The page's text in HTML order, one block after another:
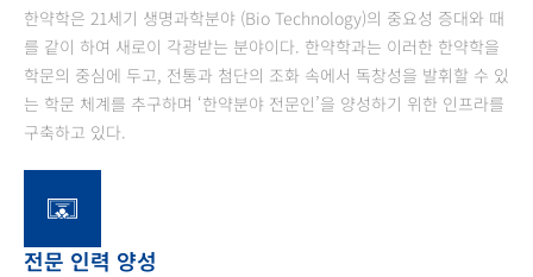
한약학은 21세기 생명과학분야 (Bio Technology)의 중요성 증대와 때
를 같이 하여 새로이 각광받는 분야이다. 한약학과는 이러한 한약학을
학문의 중심에 두고, 전통과 첨단의 조화 속에서 독창성을 발휘할 수 있
는 학문 체계를 추구하며 ‘한약분야 전문인’을 양성하기 위한 인프라를
구축하고 있다.
전문 인력 양성